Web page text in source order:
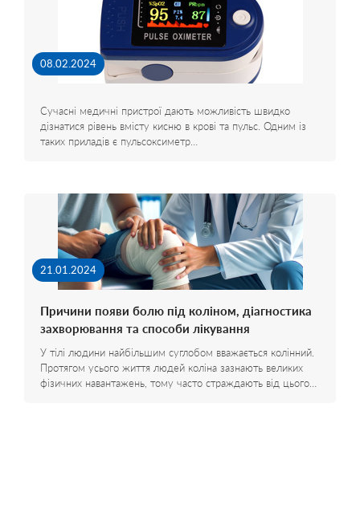
08.02.2024
Сучасні медичні пристрої дають можливість швидко
дізнатися рівень вмісту кисню в крові та пульс. Одним із
таких приладів є пульсоксиметр…
21.01.2024
Причини появи болю під коліном, діагностика
захворювання та способи лікування
У тілі людини найбільшим суглобом вважається колінний.
Протягом усього життя людей коліна зазнають великих
фізичних навантажень, тому часто страждають від цього…